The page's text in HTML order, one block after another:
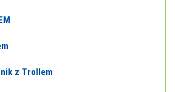
z Trollem